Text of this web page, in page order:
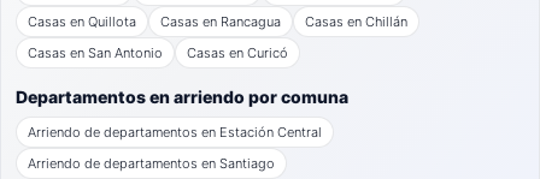
Casas en Quillota
Casas en Rancagua
Casas en Chillán
Casas en San Antonio
Casas en Curicó
Departamentos en arriendo por comuna
Arriendo de departamentos en Estación Central
Arriendo de departamentos en Santiago